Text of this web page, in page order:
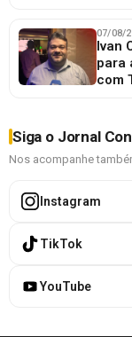
07/08/
Ivan
para
com
Siga o Jornal
Nos acompanhe
Instagram
TikTok
YouTube